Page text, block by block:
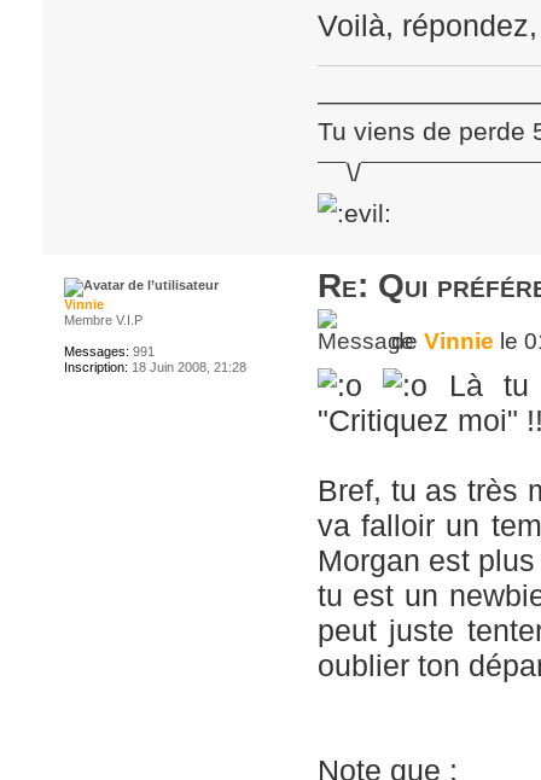
Voilà,
Tu viens de perde
¯¯\/
Re: Qui
de Vinnie le
Là tu
"Critiquez moi"
Bref, tu as très
va falloir un
Morgan est
tu est un
peut juste
oublier ton
Note que :
Vinnie
Membre V.I.P
Messages: 991
Inscription: 18 Juin 2008, 21:28